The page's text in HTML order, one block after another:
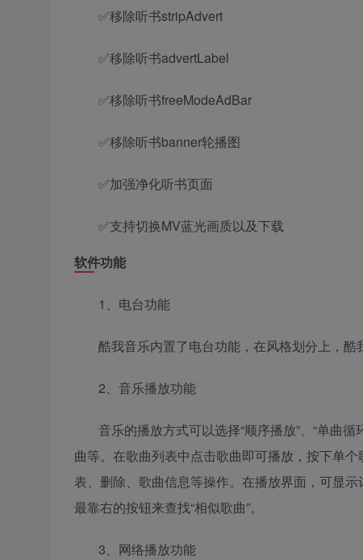
✅移除听书stripAdvert
✅移除听书advertLabel
✅移除听书freeModeAdBar
✅移除听书banner轮播图
✅加强净化听书页面
✅支持切换MV蓝光画质以及下载
软件功能
1、电台功能
酷我音乐内置了电台功能，在风格划分上，酷
2、音乐播放功能
音乐的播放方式可以选择“顺序播放”、“单曲
曲等。在歌曲列表中点击歌曲即可播放，按下单
表、删除、歌曲信息等操作。在播放界面，可显
最靠右的按钮来查找“相似歌曲”。
3、网络播放功能